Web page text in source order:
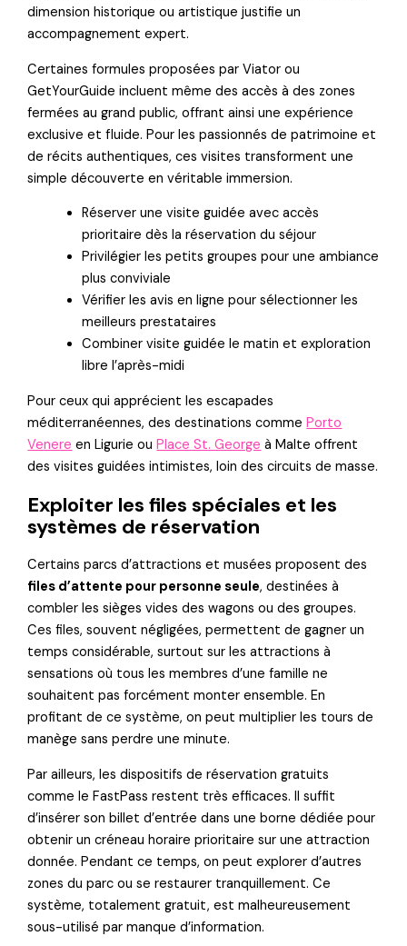
dimension historique ou artistique justifie un
accompagnement expert.
Certaines formules proposées par Viator ou
GetYourGuide incluent même des accès à des zones
fermées au grand public, offrant ainsi une expérience
exclusive et fluide. Pour les passionnés de patrimoine et
de récits authentiques, ces visites transforment une
simple découverte en véritable immersion.
Réserver une visite guidée avec accès
prioritaire dès la réservation du séjour
Privilégier les petits groupes pour une ambiance
plus conviviale
Vérifier les avis en ligne pour sélectionner les
meilleurs prestataires
Combiner visite guidée le matin et exploration
libre l’après-midi
Pour ceux qui apprécient les escapades
méditerranéennes, des destinations commePorto
Venere en Ligurie ouPlace St. George à Malte offrent
des visites guidées intimistes, loin des circuits de masse.
Exploiter les files spéciales et les
systèmes de réservation
Certains parcs d’attractions et musées proposent des
files d’attente pour personne seule, destinées à
combler les sièges vides des wagons ou des groupes.
Ces files, souvent négligées, permettent de gagner un
temps considérable, surtout sur les attractions à
sensations où tous les membres d’une famille ne
souhaitent pas forcément monter ensemble. En
profitant de ce système, on peut multiplier les tours de
manège sans perdre une minute.
Par ailleurs, les dispositifs de réservation gratuits
comme le FastPass restent très efficaces. Il suffit
d’insérer son billet d’entrée dans une borne dédiée pour
obtenir un créneau horaire prioritaire sur une attraction
donnée. Pendant ce temps, on peut explorer d’autres
zones du parc ou se restaurer tranquillement. Ce
système, totalement gratuit, est malheureusement
sous-utilisé par manque d’information.